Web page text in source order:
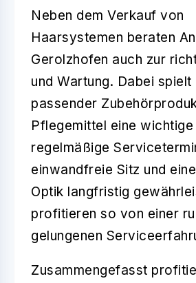
Neben dem Verkauf von
Haarsystemen beraten
Gerolzhofen auch zur
und Wartung. Dabei spielt
passender
Pflegemittel eine
regelmäßige
einwandfreie Sitz und
Optik langfristig
profitieren so von einer
gelungenen
Zusammengefasst